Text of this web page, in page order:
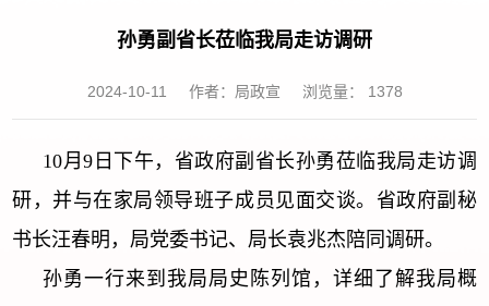
孙勇副省长莅临我局走访调研
2024-10-11 作者：局政宣 浏览量： 1378
10月9日下午，省政府副省长孙勇莅临我局走访调
研，并与在家局领导班子成员见面交谈。省政府副秘
书长汪春明，局党委书记、局长袁兆杰陪同调研。
孙勇一行来到我局局史陈列馆，详细了解我局概